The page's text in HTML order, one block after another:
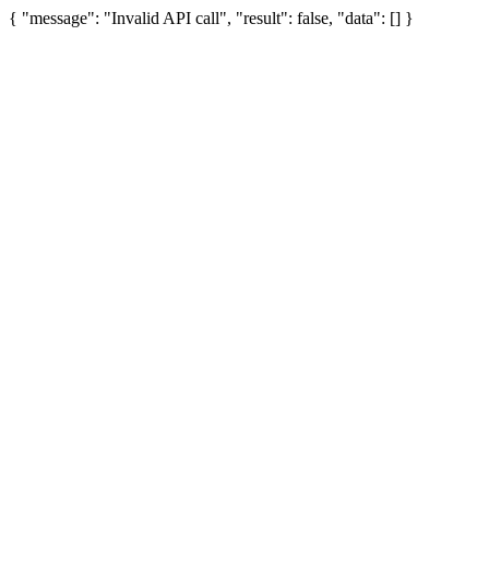
{ "message": "Invalid API call", "result": false, "data": [] }